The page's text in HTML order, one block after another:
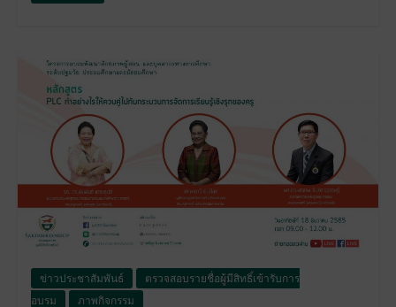
ข่าวประชาสัมพันธ์
ตรวจสอบรายชื่อผู้มีสิทธิ์เข้ารับการ
อบรม
ภาพกิจกรรม